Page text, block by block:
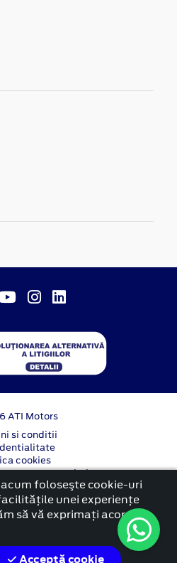
ATI Motors
si conditii
cookies
”PNRR. Fonduri pentru
și reformată”.
de Workleto
foloseşte cookie-uri
unei experiențe
să vă exprimați acordul
Acceptă cookie